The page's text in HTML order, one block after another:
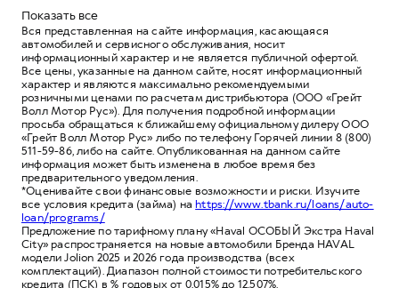
Показать все
Вся представленная на сайте информация, касающаяся
автомобилей и сервисного обслуживания, носит
информационный характер и не является публичной офертой.
Все цены, указанные на данном сайте, носят информационный
характер и являются максимально рекомендуемыми
розничными ценами по расчетам дистрибьютора (ООО «Грейт
Волл Мотор Рус»). Для получения подробной информации
просьба обращаться к ближайшему официальному дилеру ООО
«Грейт Волл Мотор Рус» либо по телефону Горячей линии 8 (800)
511-59-86, либо на сайте. Опубликованная на данном сайте
информация может быть изменена в любое время без
предварительного уведомления.
*Оценивайте свои финансовые возможности и риски. Изучите
все условия кредита (займа) наhttps://www.tbank.ru/loans/auto-
loan/programs/
Предложение по тарифному плану «Haval ОСОБЫЙ Экстра Haval
City» распространяется на новые автомобили Бренда HAVAL
модели Jolion 2025 и 2026 года производства (всех
комплектаций). Диапазон полной стоимости потребительского
кредита (ПСК) в % годовых от 0,015% до 12,507%.